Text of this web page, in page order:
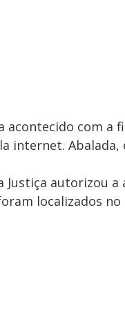
acontecido com a
internet.
Justiça autorizou
localizados